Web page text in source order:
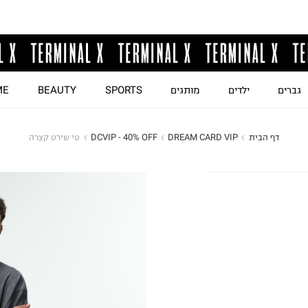
גברים ילדים מותגים SPORTS
BEAUTY
דף הבית DREAM CARD VIP
DCVIP - 40% OFF טי שירט קצרה